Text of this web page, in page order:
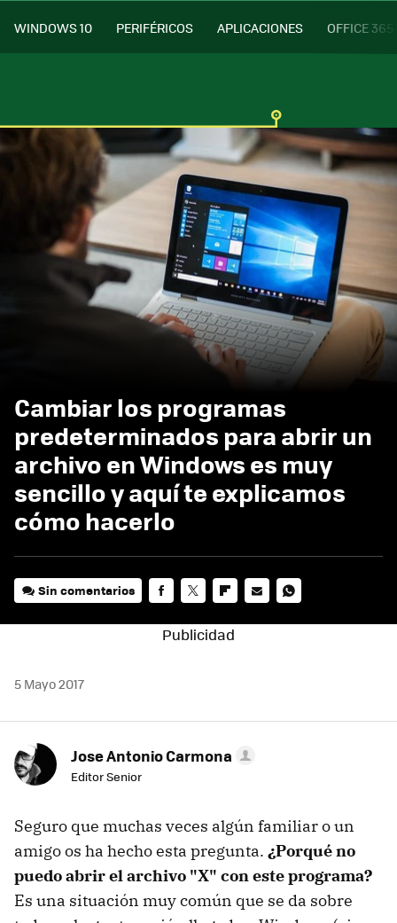
WINDOWS 10 PERIFÉRICOS APLICACIONES OFFICE 365
Cambiar los programas
predeterminados para abrir un
archivo en Windows es muy
sencillo y aquí te explicamos
cómo hacerlo
Sin comentarios
5 Mayo 2017
Jose Antonio Carmona
Editor Senior
Seguro que muchas veces algún familiar o un
amigo os ha hecho esta pregunta. ¿Porqué no
puedo abrir el archivo "X" con este programa?
Es una situación muy común que se da sobre